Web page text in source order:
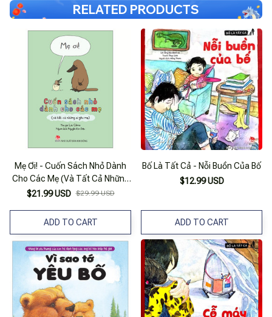
RELATED PRODUCTS
Mẹ Ơi! - Cuốn Sách Nhỏ Dành
Cho Các Mẹ (Và Tất Cả Những
Ai Yêu Mẹ)
$21.99 USD $29.99 USD
ADD TO CART
Bố Là Tất Cả - Nỗi Buồn Của Bố
$12.99 USD
ADD TO CART